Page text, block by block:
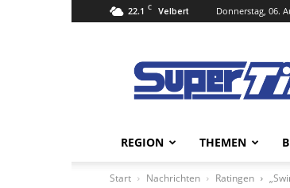
22.1 C Velbert Donnerstag, 06.
Tipp
Online
REGION THEMEN
Start Nachrichten Ratingen